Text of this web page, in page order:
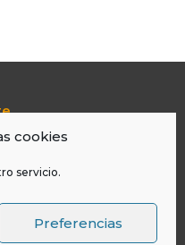
cookies
servicio.
Preferencias